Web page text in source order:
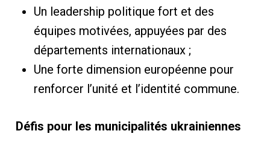
Un leadership politique fort et des
équipes motivées, appuyées par des
départements internationaux ;
Une forte dimension européenne pour
renforcer l’unité et l’identité commune.
Défis pour les municipalités ukrainiennes